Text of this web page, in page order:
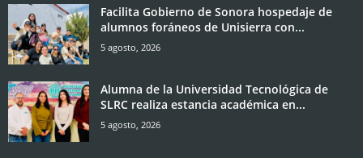
Facilita Gobierno de Sonora hospedaje de
alumnos foráneos de Unisierra con...
5 agosto, 2026
Alumna de la Universidad Tecnológica de
SLRC realiza estancia académica en...
5 agosto, 2026